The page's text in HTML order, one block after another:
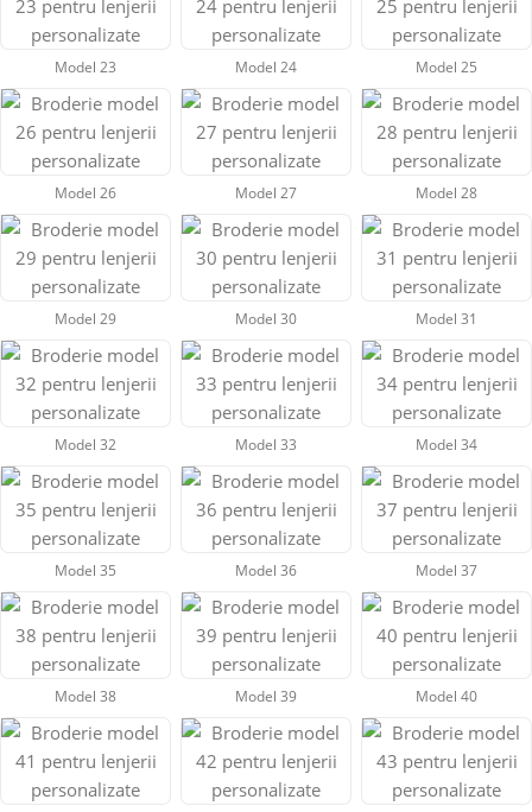
Model 23 Model 24 Model 25
Model 26 Model 27 Model 28
Model 29 Model 30 Model 31
Model 32 Model 33 Model 34
Model 35 Model 36 Model 37
Model 38 Model 39 Model 40